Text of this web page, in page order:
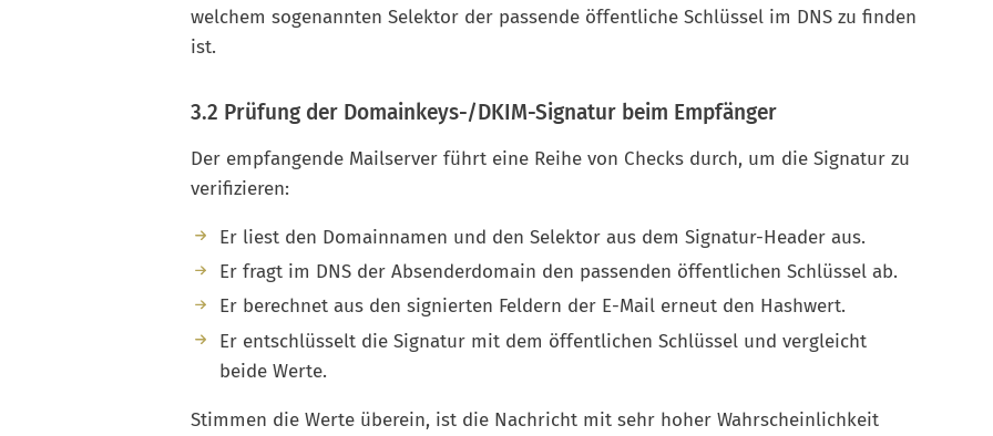
welchem sogenannten Selektor der passende öffentliche Schlüssel im DNS zu finden
ist.
3.2 Prüfung der Domainkeys-/DKIM-Signatur beim Empfänger
Der empfangende Mailserver führt eine Reihe von Checks durch, um die Signatur zu
verifizieren:
Er liest den Domainnamen und den Selektor aus dem Signatur-Header aus.
Er fragt im DNS der Absenderdomain den passenden öffentlichen Schlüssel ab.
Er berechnet aus den signierten Feldern der E-Mail erneut den Hashwert.
Er entschlüsselt die Signatur mit dem öffentlichen Schlüssel und vergleicht
beide Werte.
Stimmen die Werte überein, ist die Nachricht mit sehr hoher Wahrscheinlichkeit